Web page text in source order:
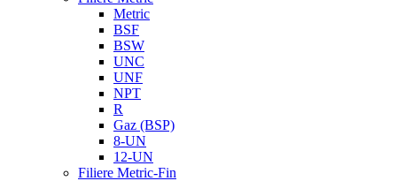
Metric
BSF
BSW
UNC
UNF
NPT
R
Gaz (BSP)
8-UN
12-UN
Filiere Metric-Fin